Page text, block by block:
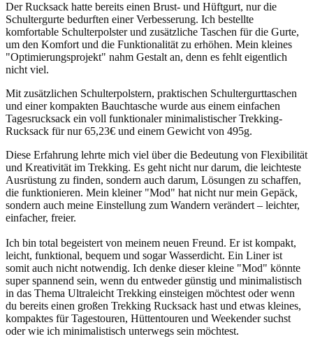
Der Rucksack hatte bereits einen Brust- und Hüftgurt, nur die
Schultergurte bedurften einer Verbesserung. Ich bestellte
komfortable Schulterpolster und zusätzliche Taschen für die Gurte,
um den Komfort und die Funktionalität zu erhöhen. Mein kleines
"Optimierungsprojekt" nahm Gestalt an, denn es fehlt eigentlich
nicht viel.
Mit zusätzlichen Schulterpolstern, praktischen Schultergurttaschen
und einer kompakten Bauchtasche wurde aus einem einfachen
Tagesrucksack ein voll funktionaler minimalistischer Trekking-
Rucksack für nur 65,23€ und einem Gewicht von 495g.
Diese Erfahrung lehrte mich viel über die Bedeutung von Flexibilität
und Kreativität im Trekking. Es geht nicht nur darum, die leichteste
Ausrüstung zu finden, sondern auch darum, Lösungen zu schaffen,
die funktionieren. Mein kleiner "Mod" hat nicht nur mein Gepäck,
sondern auch meine Einstellung zum Wandern verändert – leichter,
einfacher, freier.
Ich bin total begeistert von meinem neuen Freund. Er ist kompakt,
leicht, funktional, bequem und sogar Wasserdicht. Ein Liner ist
somit auch nicht notwendig. Ich denke dieser kleine "Mod" könnte
super spannend sein, wenn du entweder günstig und minimalistisch
in das Thema Ultraleicht Trekking einsteigen möchtest oder wenn
du bereits einen großen Trekking Rucksack hast und etwas kleines,
kompaktes für Tagestouren, Hüttentouren und Weekender suchst
oder wie ich minimalistisch unterwegs sein möchtest.